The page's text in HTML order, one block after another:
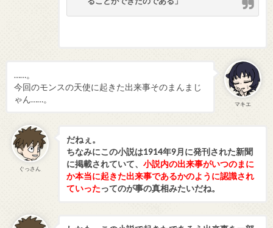
マキエ
……。
今回のモンスの天使に起きた出来事そのまんまじ
ゃん……。
ぐっさん
だねぇ。
ちなみにこの小説は1914年9月に発刊された新聞
に掲載されていて、 小説内の出来事がいつのまに
か本当に起きた出来事であるかのように認識され
ていったってのが事の真相みたいだね。